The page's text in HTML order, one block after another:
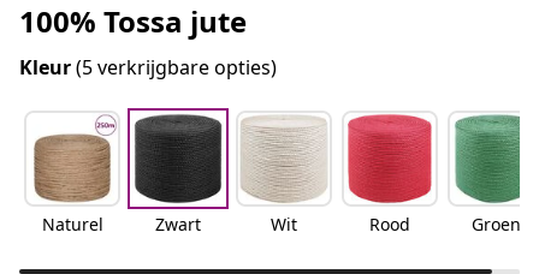
100% Tossa jute
Kleur(5 verkrijgbare opties)
Naturel Zwart Wit Rood Groen